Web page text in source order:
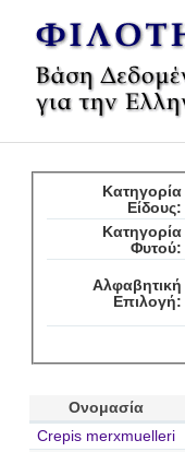
Κατηγορία
Είδους:
Κατηγορία
Φυτού:
Αλφαβητική
Επιλογή:
Ονομασία
Crepis merxmuelleri